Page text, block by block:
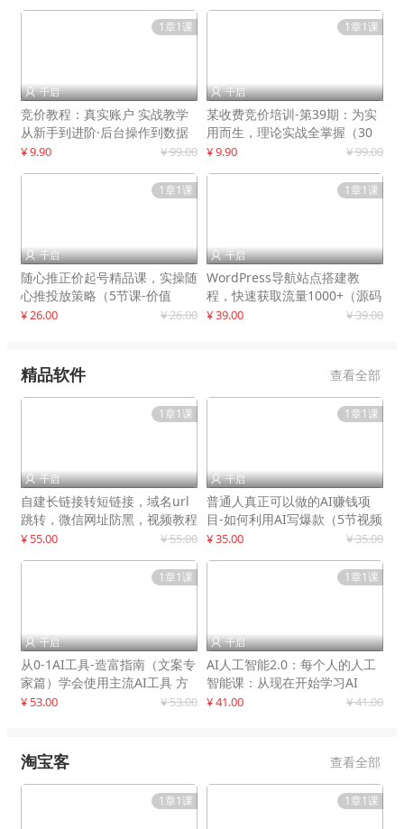
1章1课
 千启
竞价教程：真实账户 实战教学
从新手到进阶·后台操作到数据
优化
¥ 9.90 ¥ 99.00
1章1课
 千启
某收费竞价培训-第39期：为实
用而生，理论实战全掌握（30
节课）
¥ 9.90 ¥ 99.00
1章1课
 千启
随心推正价起号精品课，实操随
心推投放策略（5节课-价值
298）
¥ 26.00 ¥ 26.00
1章1课
 千启
WordPress导航站点搭建教
程，快速获取流量1000+（源码
+教程）
¥ 39.00 ¥ 39.00
精品软件 查看全部
1章1课
 千启
自建长链接转短链接，域名url
跳转，微信网址防黑，视频教程
手把手教你
¥ 55.00 ¥ 55.00
1章1课
 千启
普通人真正可以做的AI赚钱项
目-如何利用AI写爆款（5节视频
课）
¥ 35.00 ¥ 35.00
1章1课
 千启
从0-1AI工具-造富指南（文案专
家篇）学会使用主流AI工具 方
法和心法的融合
¥ 53.00 ¥ 53.00
1章1课
 千启
AI人工智能2.0：每个人的人工
智能课：从现在开始学习AI
¥ 41.00 ¥ 41.00
淘宝客 查看全部
1章1课 1章1课